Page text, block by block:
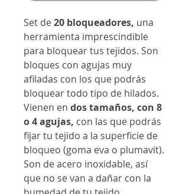
Set de20 bloqueadores, una
herramienta imprescindible
para bloquear tus tejidos. Son
bloques con agujas muy
afiladas con los que podrás
bloquear todo tipo de hilados.
Vienen en dos tamaños, con 8
o 4 agujas, con las que podrás
fijar tu tejido a la superficie de
bloqueo (goma eva o plumavit).
Son de acero inoxidable, así
que no se van a dañar con la